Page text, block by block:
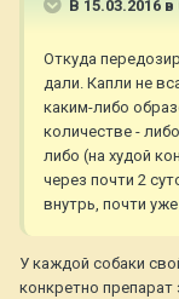
В 15.03.2016 в
Откуда
дали. Капли не
каким-либо
количестве -
либо (на худой
через почти 2
внутрь, почти
У каждой собаки
конкретно